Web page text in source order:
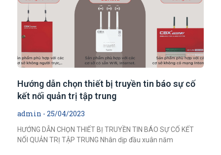
Hướng dẫn chọn thiết bị truyền tin báo sự cố
kết nối quản trị tập trung
admin 25/04/2023
HƯỚNG DẪN CHỌN THIẾT BỊ TRUYỀN TIN BÁO SỰ CỐ KẾT
NỐI QUẢN TRỊ TẬP TRUNG Nhân dịp đầu xuân năm